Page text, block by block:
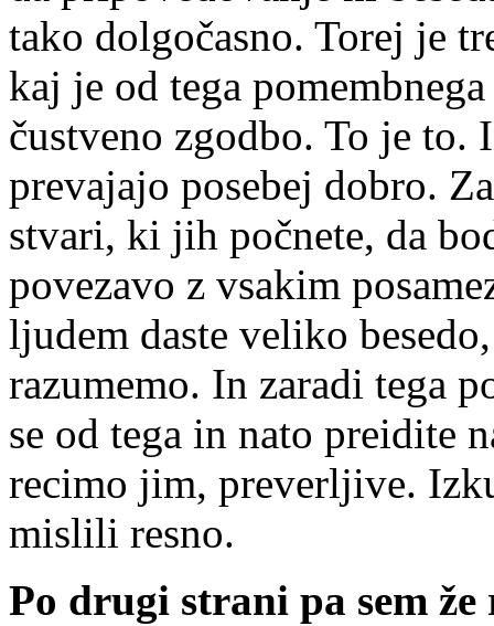
tako dolgočasno. Torej je
kaj je od tega
čustveno zgodbo. To je to.
prevajajo posebej dobro.
stvari, ki jih počnete, da
povezavo z vsakim
ljudem daste veliko
razumemo. In zaradi tega
se od tega in nato preidite
recimo jim, preverljive.
mislili resno.
Po drugi strani pa sem že